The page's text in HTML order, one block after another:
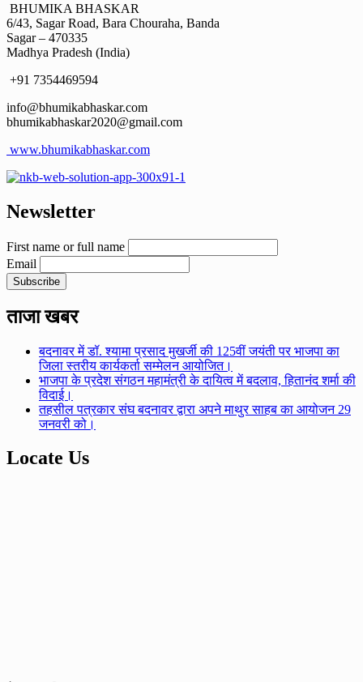
BHUMIKA BHASKAR
6/43, Sagar Road, Bara Chouraha, Banda
Sagar – 470335
Madhya Pradesh (India)
+91 7354469594
info@bhumikabhaskar.com
bhumikabhaskar2020@gmail.com
www.bhumikabhaskar.com
Newsletter
First name or full name
Email
ताजा खबर
बदनावर में डॉ. श्यामा प्रसाद मुखर्जी की 125वीं जयंती पर भाजपा का
जिला स्तरीय कार्यकर्ता सम्मेलन आयोजित।
भाजपा के प्रदेश संगठन महामंत्री के दायित्व में बदलाव, हितानंद शर्मा की
विदाई।
तहसील पत्रकार संघ बदनावर द्वारा अपने माथुर साहब का आयोजन 29
जनवरी को।
Locate Us